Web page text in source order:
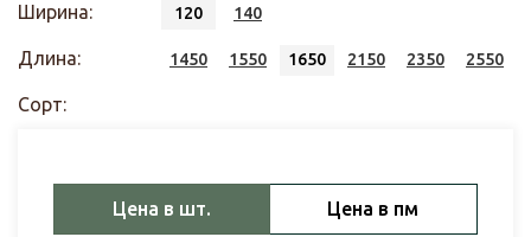
Ширина: 120 140
Длина: 1450 1550 1650 2150 2350 2550
Сорт:
Цена в шт. Цена в пм